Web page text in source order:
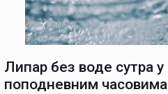
Липар без воде сутра у
поподневним часовима